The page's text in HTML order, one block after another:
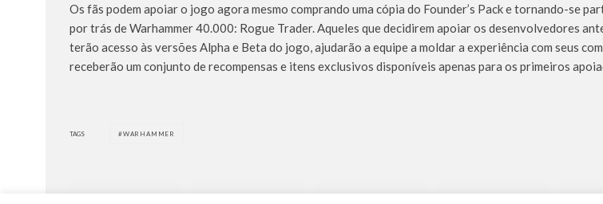
Os fãs podem apoiar o jogo agora mesmo comprando uma cópia do Founder’s Pack e tornando-se
por trás de Warhammer 40.000: Rogue Trader. Aqueles que decidirem apoiar os desenvolvedores
terão acesso às versões Alpha e Beta do jogo, ajudarão a equipe a moldar a experiência com seus
receberão um conjunto de recompensas e itens exclusivos disponíveis apenas para os primeiros
TAGS WARHAMMER